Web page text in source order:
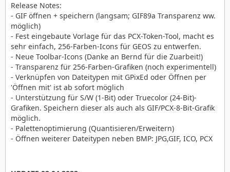
Release Notes:
- GIF öffnen + speichern (langsam; GIF89a Transparenz ww.
möglich)
- Fest eingebaute Vorlage für das PCX-Token-Tool, macht es
sehr einfach, 256-Farben-Icons für GEOS zu entwerfen.
- Neue Toolbar-Icons (Danke an Bernd für die Zuarbeit!)
- Transparenz für 256-Farben-Grafiken (noch experimentell)
- Verknüpfen von Dateitypen mit GPixEd oder Öffnen per
'Öffnen mit' ist ab sofort möglich
- Unterstützung für S/W (1-Bit) oder Truecolor (24-Bit)-
Grafiken. Speichern dieser als auch als GIF/PCX-8-Bit-Grafik
möglich.
- Palettenoptimierung (Quantisieren/Erweitern)
- Öffnen weiterer Dateitypen neben BMP: JPG,GIF, ICO, PCX